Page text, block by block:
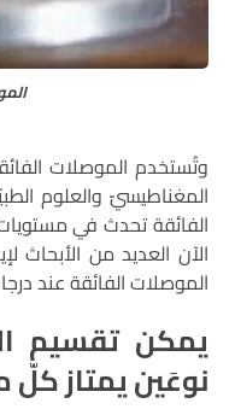
وتُستخدم الموصلات
المغناطيسيّ والعلوم
الفائقة تحدث في
الآن العديد من
الموصلات الفائقة عند
يمكن تقسيم
نوعَين يمتاز